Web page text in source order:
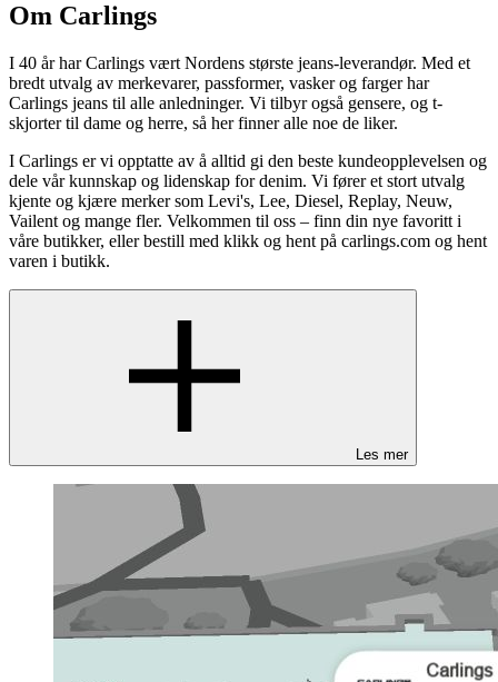
Om Carlings
I 40 år har Carlings vært Nordens største jeans-leverandør. Med et
bredt utvalg av merkevarer, passformer, vasker og farger har
Carlings jeans til alle anledninger. Vi tilbyr også gensere, og t-
skjorter til dame og herre, så her finner alle noe de liker.
I Carlings er vi opptatte av å alltid gi den beste kundeopplevelsen og
dele vår kunnskap og lidenskap for denim. Vi fører et stort utvalg
kjente og kjære merker som Levi's, Lee, Diesel, Replay, Neuw,
Vailent og mange fler. Velkommen til oss – finn din nye favoritt i
våre butikker, eller bestill med klikk og hent på carlings.com og hent
varen i butikk.
Les mer